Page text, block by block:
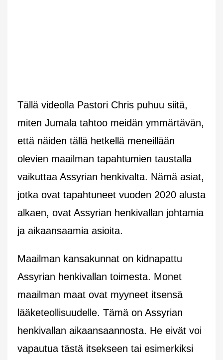
Tällä videolla Pastori Chris puhuu siitä,
miten Jumala tahtoo meidän ymmärtävän,
että näiden tällä hetkellä meneillään
olevien maailman tapahtumien taustalla
vaikuttaa Assyrian henkivalta. Nämä asiat,
jotka ovat tapahtuneet vuoden 2020 alusta
alkaen, ovat Assyrian henkivallan johtamia
ja aikaansaamia asioita.
Maailman kansakunnat on kidnapattu
Assyrian henkivallan toimesta. Monet
maailman maat ovat myyneet itsensä
lääketeollisuudelle. Tämä on Assyrian
henkivallan aikaansaannosta. He eivät voi
vapautua tästä itsekseen tai esimerkiksi